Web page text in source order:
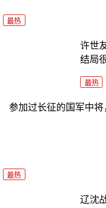
最热
许世
结局
最热
参加过长征的国军中
最热
辽沈